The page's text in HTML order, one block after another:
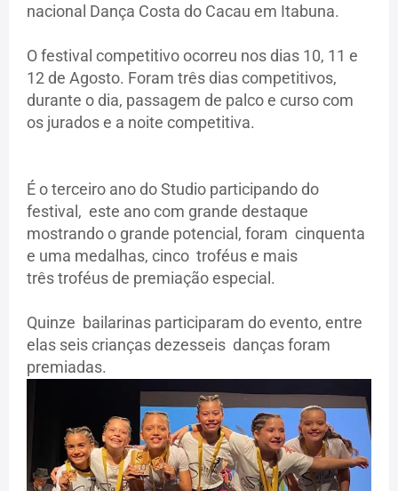
nacional Dança Costa do Cacau em Itabuna.
O festival competitivo ocorreu nos dias 10, 11 e
12 de Agosto. Foram três dias competitivos,
durante o dia, passagem de palco e curso com
os jurados e a noite competitiva.
É o terceiro ano do Studio participando do
festival, este ano com grande destaque
mostrando o grande potencial, foram cinquenta
e uma medalhas, cinco troféus e mais
três troféus de premiação especial.
Quinze bailarinas participaram do evento, entre
elas seis crianças dezesseis danças foram
premiadas.